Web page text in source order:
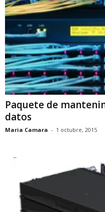
Paquete de
datos
Maria Camara - 1 octubre, 2015